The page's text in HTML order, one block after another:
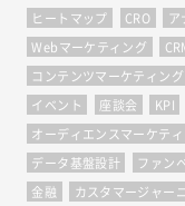
ヒートマップ CRO ア
Webマーケティング
コンテンツマーケティング
イベント 座談会 KPI
オーディエンスマーケティ
データ基盤設計 ファン
金融 カスタマージャー